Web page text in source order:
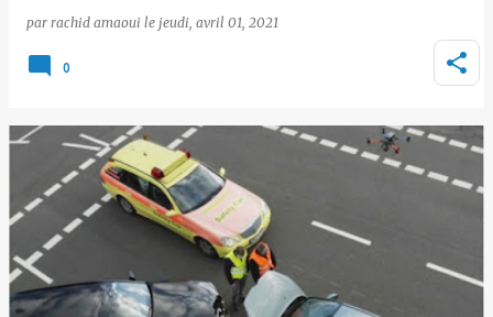
par rachid amaoui le jeudi, avril 01, 2021
0